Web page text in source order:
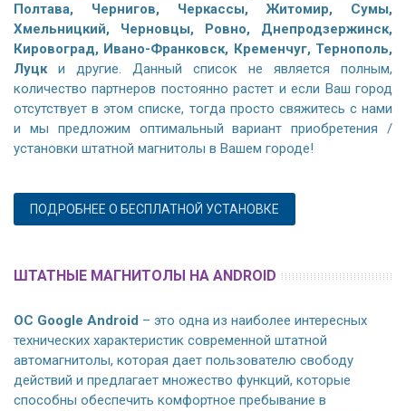
Полтава, Чернигов, Черкассы, Житомир, Сумы,
Хмельницкий, Черновцы, Ровно, Днепродзержинск,
Кировоград, Ивано-Франковск, Кременчуг, Тернополь,
Луцки другие. Данный список не является полным,
количество партнеров постоянно растет и если Ваш город
отсутствует в этом списке, тогда просто свяжитесь с нами
и мы предложим оптимальный вариант приобретения /
установки штатной магнитолы в Вашем городе!
ПОДРОБНЕЕ О БЕСПЛАТНОЙ УСТАНОВКЕ
ШТАТНЫЕ МАГНИТОЛЫ НА ANDROID
ОС Google Android – это одна из наиболее интересных
технических характеристик современной штатной
автомагнитолы, которая дает пользователю свободу
действий и предлагает множество функций, которые
способны обеспечить комфортное пребывание в